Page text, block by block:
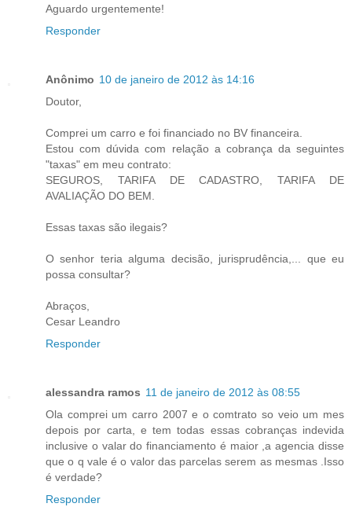
Aguardo urgentemente!
Responder
Anônimo 10 de janeiro de 2012 às 14:16
Doutor,
Comprei um carro e foi financiado no BV financeira.
Estou com dúvida com relação a cobrança da seguintes
"taxas" em meu contrato:
SEGUROS, TARIFA DE CADASTRO, TARIFA DE
AVALIAÇÃO DO BEM.
Essas taxas são ilegais?
O senhor teria alguma decisão, jurisprudência,... que eu
possa consultar?
Abraços,
Cesar Leandro
Responder
alessandra ramos 11 de janeiro de 2012 às 08:55
Ola comprei um carro 2007 e o comtrato so veio um mes
depois por carta, e tem todas essas cobranças indevida
inclusive o valar do financiamento é maior ,a agencia disse
que o q vale é o valor das parcelas serem as mesmas .Isso
é verdade?
Responder